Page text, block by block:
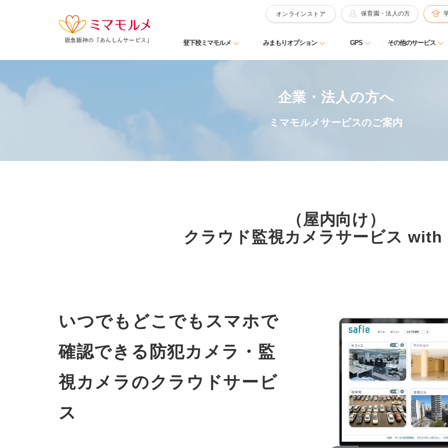
登下校ミマモルメ みまもりオプション GPS その他のサービス
オンラインストア 保育園・法人の方
企業・法人の方へ
ミマモルメサービスのご案内
（屋内向け）
クラウド監視カメラサービス
いつでもどこでもスマホで
確認できる防犯カメラ・監
視カメラのクラウドサービ
ス